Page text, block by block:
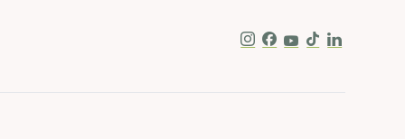
Instagram
Facebook
Youtube
Tik TokLinkedIn